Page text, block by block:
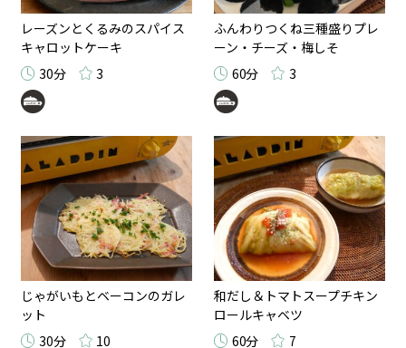
レーズンとくるみのスパイス
キャロットケーキ
30分
3
ふんわりつくね三種盛りプレ
ーン・チーズ・梅しそ
60分
3
じゃがいもとベーコンのガレ
ット
30分
10
和だし＆トマトスープチキン
ロールキャベツ
60分
7